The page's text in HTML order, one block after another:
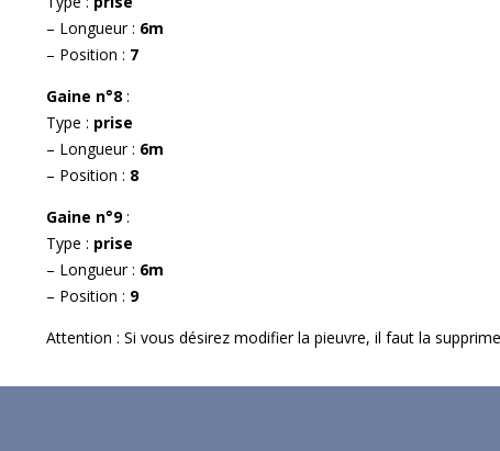
– Longueur : 6m
– Position : 7
Gaine n°8 :
Type : prise
– Longueur : 6m
– Position : 8
Gaine n°9:
Type : prise
– Longueur : 6m
– Position : 9
Attention : Si vous désirez modifier la pieuvre, il faut la